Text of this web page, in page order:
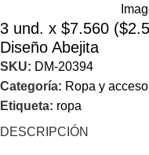
3 und. x $7.560
Diseño Abejita
SKU: DM-20394
Categoría: Ropa y
Etiqueta: ropa
DESCRIPCIÓN